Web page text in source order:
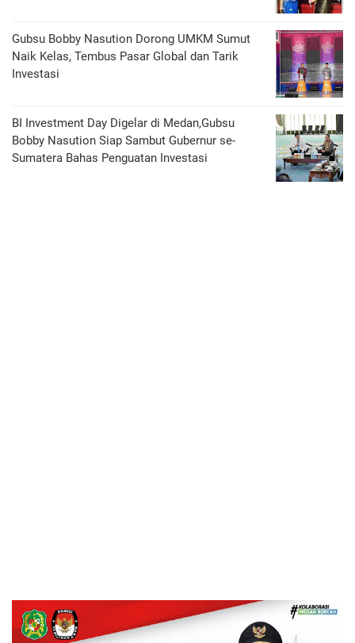
Gubsu Bobby Nasution Dorong UMKM Sumut
Naik Kelas, Tembus Pasar Global dan Tarik
Investasi
BI Investment Day Digelar di Medan,Gubsu
Bobby Nasution Siap Sambut Gubernur se-
Sumatera Bahas Penguatan Investasi